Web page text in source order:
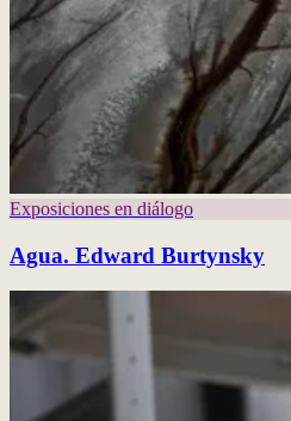
Exposiciones en diálogo
Agua. Edward Burtynsky